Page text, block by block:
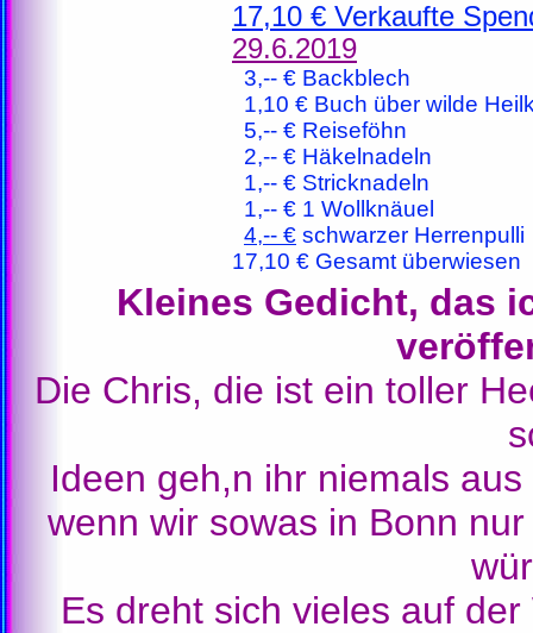
17,10 € Verkaufte
29.6.2019
3,-- € Backblech
1,10 € Buch über wilde
5,-- € Reiseföhn
2,-- € Häkelnadeln
1,-- € Stricknadeln
1,-- € 1 Wollknäuel
4,-- € schwarzer Herrenpulli
17,10 € Gesamt überwiesen
Kleines Gedicht, das
Die Chris, die ist ein toller
Ideen geh,n ihr niemals
wenn wir sowas in Bonn
Es dreht sich vieles auf